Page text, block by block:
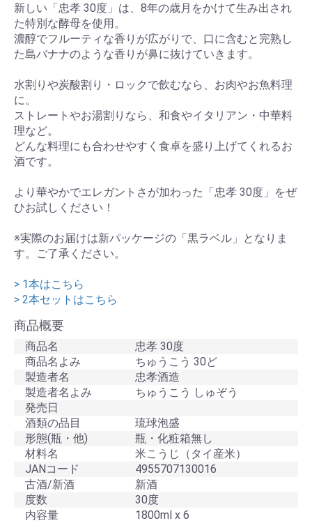
新しい「忠孝 30度」は、8年の歳月をかけて生み出され
た特別な酵母を使用。
濃醇でフルーティな香りが広がりで、口に含むと完熟し
た島バナナのような香りが鼻に抜けていきます。
水割りや炭酸割り・ロックで飲むなら、お肉やお魚料理
に。
ストレートやお湯割りなら、和食やイタリアン・中華料
理など。
どんな料理にも合わせやすく食卓を盛り上げてくれるお
酒です。
より華やかでエレガントさが加わった「忠孝 30度」をぜ
ひお試しください！
※実際のお届けは新パッケージの「黒ラベル」となりま
す。ご了承ください。
> 1本はこちら
> 2本セットはこちら
商品概要
商品名
忠孝 30度
商品名よみ
ちゅうこう 30ど
製造者名
忠孝酒造
製造者名よみ
ちゅうこう しゅぞう
発売日
酒類の品目
琉球泡盛
形態(瓶・他)
瓶・化粧箱無し
材料名
米こうじ（タイ産米）
JANコード
4955707130016
古酒/新酒
新酒
度数
30度
内容量
1800ml x 6